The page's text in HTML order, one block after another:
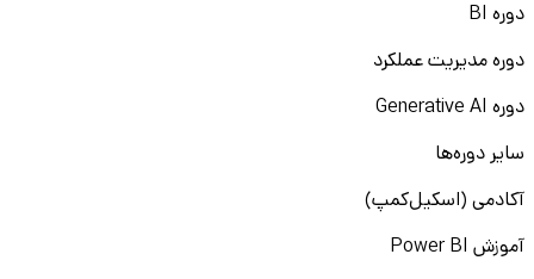
دوره BI
دوره مدیریت عملکرد
دوره Generative AI
سایر دوره‌ها
آکادمی (اسکیل‌کمپ)
آموزش Power BI